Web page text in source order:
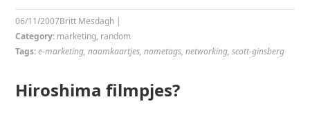
Britt Mesdagh |
06/11/2007
Category: marketing, random
Tags:e-marketing,naamkaartjes,nametags,networking,scott-ginsberg
Hiroshima filmpjes?